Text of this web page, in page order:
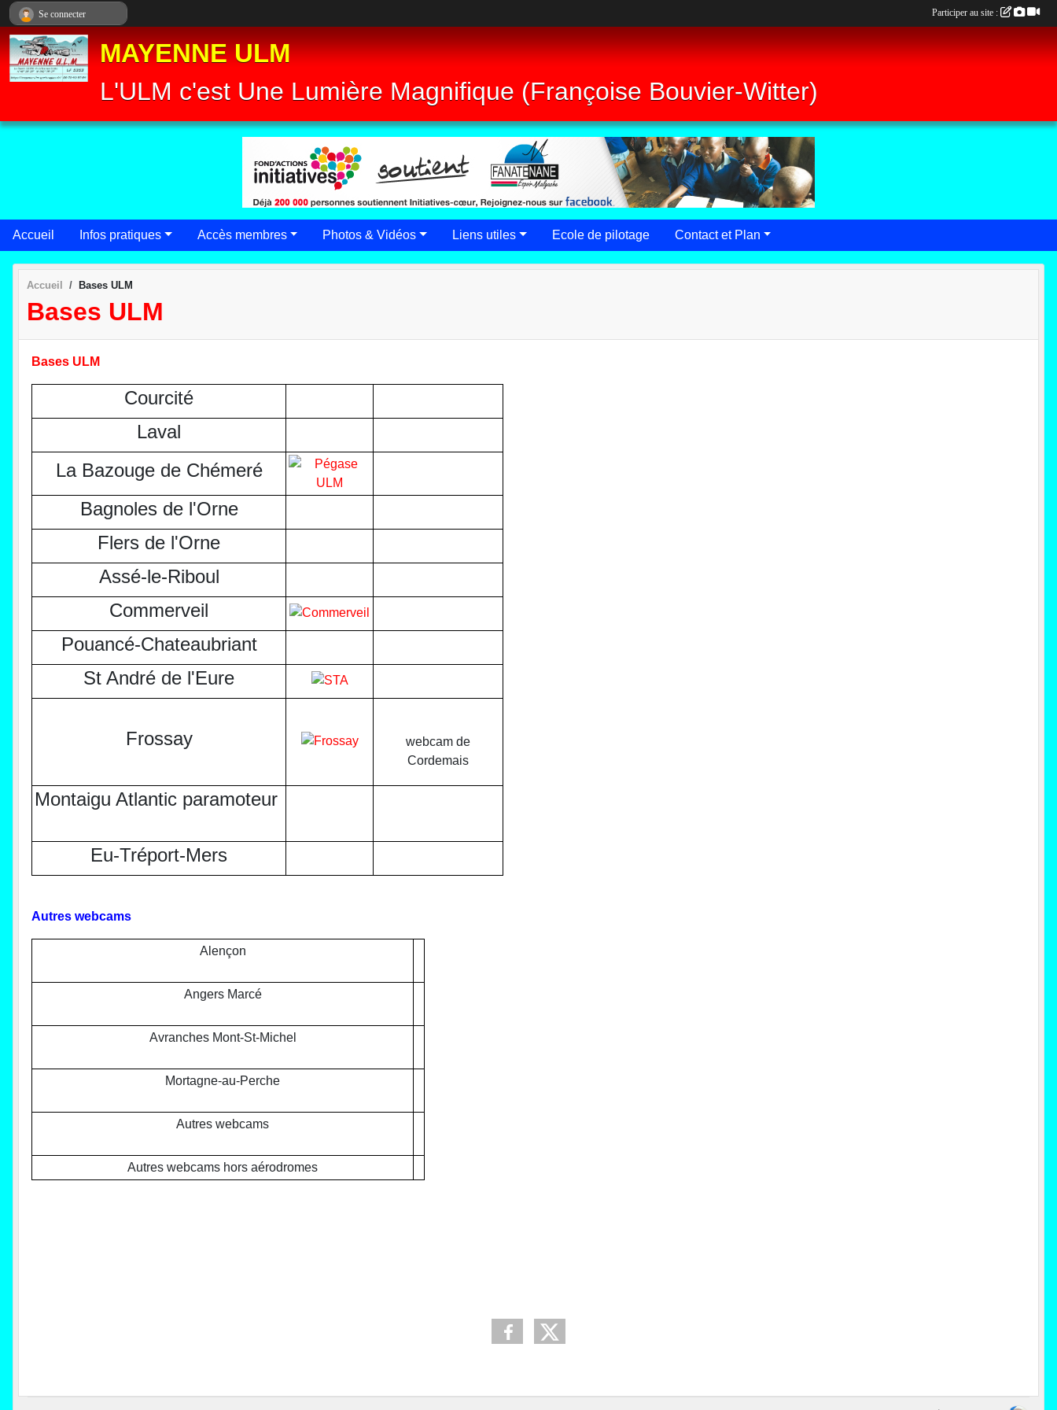
MAYENNE ULM
L'ULM c'est Une Lumière Magnifique (Françoise Bouvier-Witter)
Accueil Infos pratiques Accès membres Photos & Vidéos Liens utiles Ecole de pilotage Contact et Plan
Accueil Bases ULM
Bases ULM
Bases ULM
Courcité
Laval
La Bazouge de Chémeré
Bagnoles de l'Orne
Flers de l'Orne
Assé-le-Riboul
Commerveil
Pouancé-Chateaubriant
St André de l'Eure
Frossay
webcam de
Cordemais
Montaigu Atlantic paramoteur
Eu-Tréport-Mers
Autres webcams
Alençon
Angers Marcé
Avranches Mont-St-Michel
Mortagne-au-Perche
Autres webcams
Autres webcams hors aérodromes
Se connecter Participer au site :
Panneau de gestion des cookies